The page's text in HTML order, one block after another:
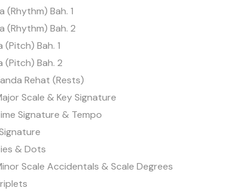
(Rhythm) Bah. 1
(Rhythm) Bah. 2
(Pitch) Bah. 1
(Pitch) Bah. 2
Rehat (Rests)
Scale & Key Signature
Signature & Tempo
& Dots
Scale Accidentals & Scale Degrees